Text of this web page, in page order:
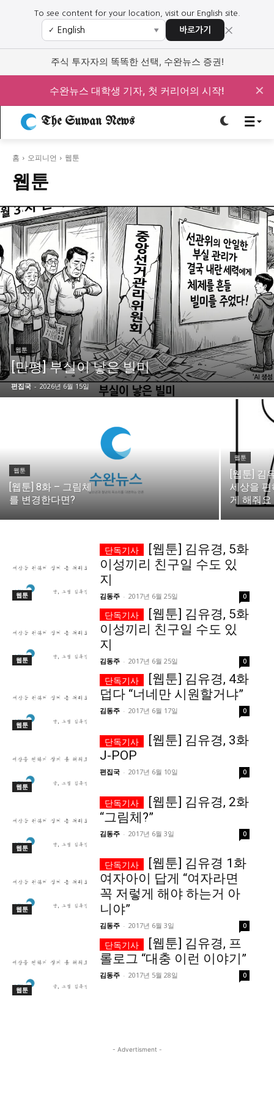
로그인하세요
주요 뉴스
정치 사회 교육
오피니언 & 특집
특집 기사 바로가기 : 청소년· 청년
사설/칼럼
시 문학 (문학산책)
보도 사진 정치 사회 경제 트렌드
지역 & 글로벌 뉴스
서울전역 인천지역 경기지역
강원지역
中文
커뮤니티
서비스 & 앱
수완뉴스 추천 서비스
스토어
이니셔티브
커리어
저널리즘 바이브
오픈미트
로그인하세요
주요 뉴스
정치 사회 교육
오피니언 & 특집
특집 기사 바로가기 : 청소년· 청년
사설/칼럼
시 문학 (문학산책)
보도 사진 정치 사회 경제 트렌드
지역 & 글로벌 뉴스
서울전역 인천지역 경기지역 강원지역
中文
커뮤니티
서비스 & 앱
수완뉴스 추천 서비스
스토어
이니셔티브
커리어
저널리즘 바이브
오픈미트
당신이 어느 지점에 서 있든, 수완뉴스는 곁에 있습니다
To see content for your location, visit our English site.
✓ ▼ 바로가기 ×
주식 투자자의 똑똑한 선택, 수완뉴스 증권!
수완뉴스 대학생 기자, 첫 커리어의 시작! ✕
The Suwan News
홈 오피니언 웹툰
웹툰
웹툰
[만평] 부실이 낳은 빌미
편집국 - 2026년 6월 15일
웹툰
[웹툰] 8화 – 그림체
를 변경한다면?
웹툰
[웹툰] 김
세상을
게 해줘요
웹툰
[웹툰] 김유경, 5화
이성끼리 친구일 수도 있
지
김동주 - 2017년 6월 25일 0
웹툰
[웹툰] 김유경, 5화
이성끼리 친구일 수도 있
지
김동주 - 2017년 6월 25일 0
웹툰
[웹툰] 김유경, 4화
덥다 “너네만 시원할거냐”
김동주 - 2017년 6월 17일 0
웹툰
[웹툰] 김유경, 3화
J-POP
편집국 - 2017년 6월 10일 0
웹툰
[웹툰] 김유경, 2화
“그림체?”
김동주 - 2017년 6월 3일 0
웹툰
[웹툰] 김유경 1화
여자아이 답게 “여자라면
꼭 저렇게 해야 하는거 아
니야”
김동주 - 2017년 6월 3일 0
웹툰
[웹툰] 김유경, 프
롤로그 “대충 이런 이야기”
김동주 - 2017년 5월 28일 0
- Advertisment -